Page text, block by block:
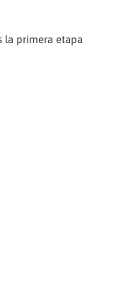
la primera etapa